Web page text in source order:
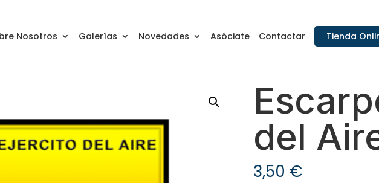
Nosotros Galerías Novedades Asóciate Contactar Tienda
del
3,50 €